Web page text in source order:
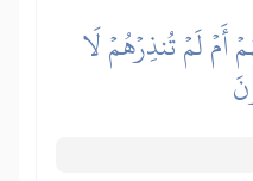
أَمۡ لَمۡ تُنذِرۡهُمۡ لَا